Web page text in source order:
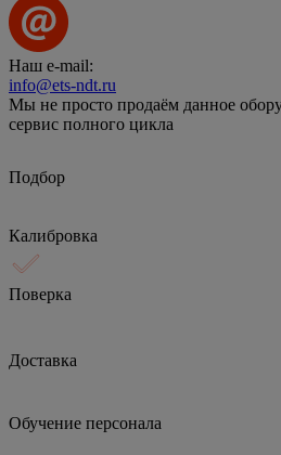
Наш e-mail:
info@ets-ndt.ru
Мы не просто продаём данное
сервис полного цикла
Подбор
Калибровка
Поверка
Доставка
Обучение персонала